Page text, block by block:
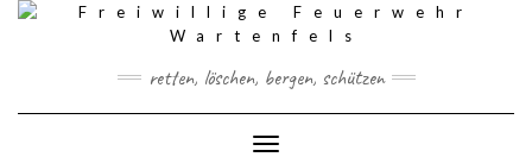
Skip
retten, löschen, bergen, schützen
Toggle Navigation